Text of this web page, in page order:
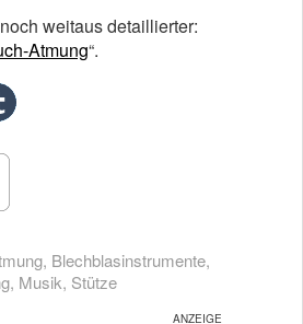
weitaus detaillierter:
Atmung“.
, Blechblasinstrumente,
, Musik, Stütze